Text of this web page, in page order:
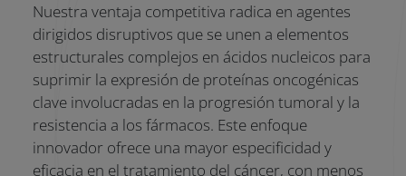
Nuestra ventaja competitiva radica en agentes
dirigidos disruptivos que se unen a elementos
estructurales complejos en ácidos nucleicos para
suprimir la expresión de proteínas oncogénicas
clave involucradas en la progresión tumoral y la
resistencia a los fármacos. Este enfoque
innovador ofrece una mayor especificidad y
eficacia en el tratamiento del cáncer, con menos